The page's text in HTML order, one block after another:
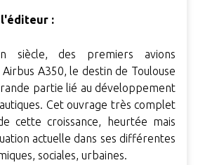
:
siècle, des premiers avions
A350, le destin de Toulouse
partie lié au développement
Cet ouvrage très complet
cette croissance, heurtée mais
actuelle dans ses différentes
sociales, urbaines.